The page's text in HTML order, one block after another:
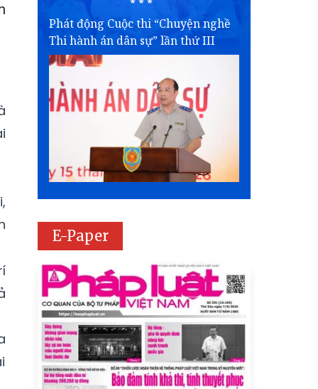
Phát động Cuộc thi “Chuyện nghề
Thi hành án dân sự” lần thứ III
E-Paper